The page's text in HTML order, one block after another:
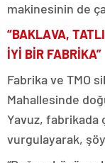
makinesinin de
“BAKLAVA,
İYİ BİR FABRİKA”
Fabrika ve TMO
Mahallesinde
Yavuz,
vurgulayarak,